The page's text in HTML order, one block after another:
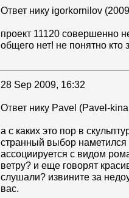
Ответ нику igorkornilov
проект 11120 совершенно
общего нет! не понятно кто
28 Sep 2009, 16:32
Ответ нику Pavel (Pavel-
а с каких это пор в
странный выбор
ассоциируется с видом
ветру? и еще говорят
слушали? извините за
вас.